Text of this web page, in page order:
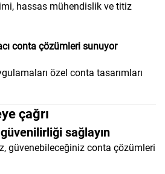
hassas mühendislik ve titiz
conta çözümleri sunuyor
özel conta tasarımları
çağrı
sağlayın
güvenebileceğiniz conta çözümleri